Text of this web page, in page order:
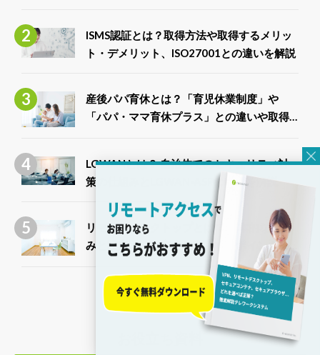
ISMS認証とは？取得方法や取得するメリッ
ト・デメリット、ISO27001との違いを解説
産後パパ育休とは？「育児休業制度」や
「パパ・ママ育休プラス」との違いや取得
LGWANとは？ 自治体でのセキュリティ対
策の仕組みとLGWAN-ASPの種類を解説
リモートデスクトップとは？ 基本的な仕組
みと設定手順、安全に利用するポイントま